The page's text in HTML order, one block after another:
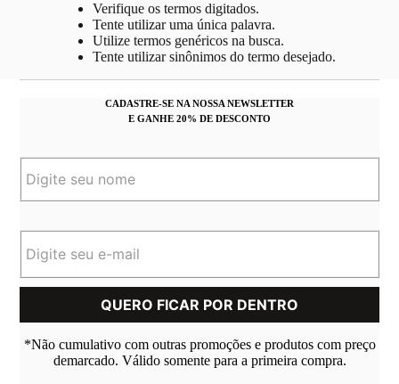
Verifique os termos digitados.
Tente utilizar uma única palavra.
Utilize termos genéricos na busca.
Tente utilizar sinônimos do termo desejado.
CADASTRE-SE NA NOSSA NEWSLETTER
E GANHE 20% DE DESCONTO
*Não cumulativo com outras promoções e produtos com preço
demarcado. Válido somente para a primeira compra.